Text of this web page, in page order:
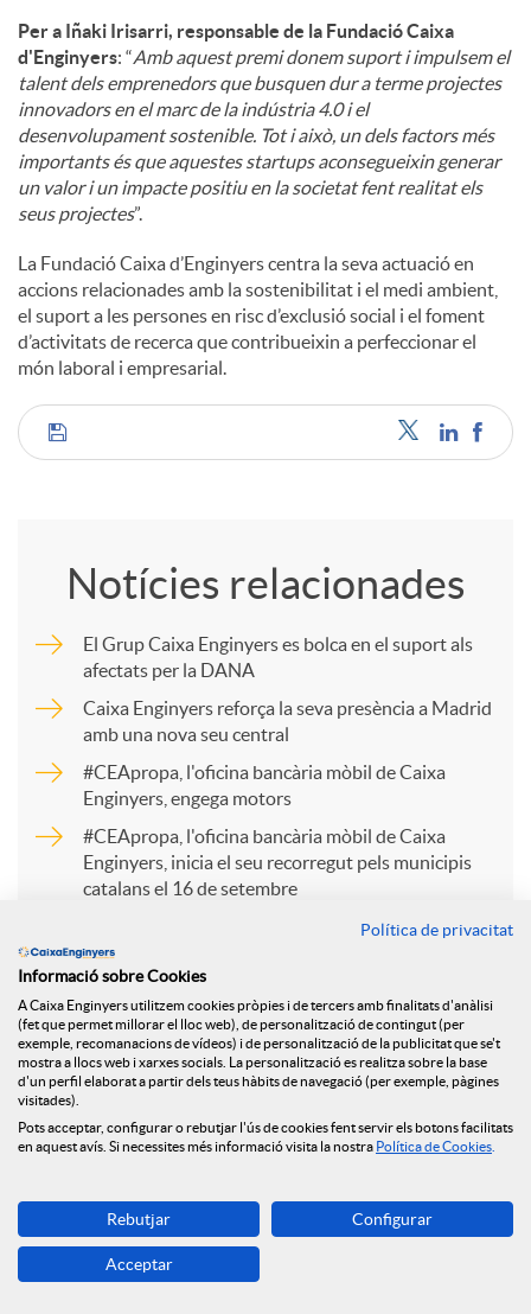
Per a Iñaki Irisarri, responsable de la Fundació Caixa
d'Enginyers: “Amb aquest premi donem suport i impulsem el
talent dels emprenedors que busquen dur a terme projectes
innovadors en el marc de la indústria 4.0 i el
desenvolupament sostenible. Tot i això, un dels factors més
importants és que aquestes startups aconsegueixin generar
un valor i un impacte positiu en la societat fent realitat els
seus projectes”.
La Fundació Caixa d’Enginyers centra la seva actuació en
accions relacionades amb la sostenibilitat i el medi ambient,
el suport a les persones en risc d’exclusió social i el foment
d’activitats de recerca que contribueixin a perfeccionar el
món laboral i empresarial.
C
m
p
a
r
i
r
a
X
a
Notícies relacionades
El Grup Caixa Enginyers es bolca en el suport als
afectats per la DANA
Caixa Enginyers reforça la seva presència a Madrid
amb una nova seu central
#CEApropa, l'oficina bancària mòbil de Caixa
Enginyers, engega motors
#CEApropa, l'oficina bancària mòbil de Caixa
Enginyers, inicia el seu recorregut pels municipis
catalans el 16 de setembre
Caixa Enginyers Gestió renova la seva posició com
a primera Entitat a obtenir la certificació ASG
atorgada per MainStreet Partners
Tornar
Política de privacitat
Informació sobre Cookies
A Caixa Enginyers utilitzem cookies pròpies i de tercers amb finalitats d'anàlisi
(fet que permet millorar el lloc web), de personalització de contingut (per
exemple, recomanacions de vídeos) i de personalització de la publicitat que se't
mostra a llocs web i xarxes socials. La personalització es realitza sobre la base
d'un perfil elaborat a partir dels teus hàbits de navegació (per exemple, pàgines
visitades).
Pots acceptar, configurar o rebutjar l'ús de cookies fent servir els botons facilitats
en aquest avís. Si necessites més informació visita la nostra Política de Cookies
Rebutjar Configurar
Acceptar